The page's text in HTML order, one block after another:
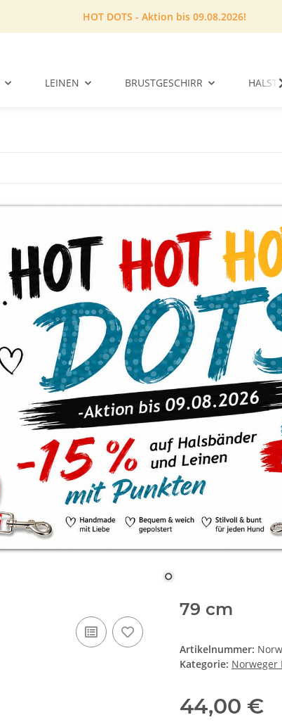
HOT DOTS - Aktion bis 09.08.2026!
LEINEN BRUSTGESCHIRR
79 cm
Artikelnummer:
Kategorie: Norweger
44,00 €